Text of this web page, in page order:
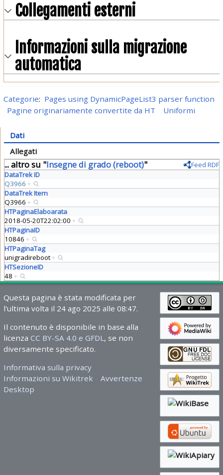
Collegamenti esterni
Informazioni sulla migrazione
automatica
Categorie: Pages using DynamicPageList3 parser function
Pagine originariamente convertite da HT
Uniformi
Dati
Allegati
... altro su "Insegne di grado (reboot)"
Feed RDF
DataTrek ID
Q3966 +
DataTrek Item
Q3966 +
HTPaginaElaboarata
2018-05-20T22:02:00 +
HTPaginaID
10846 +
HTPaginaTag
unigradireboot+
HTSezioneID
48 +
Questa pagina è stata modificata per
l'ultima volta il 24 ago 2025 alle 08:47.
Il contenuto è disponibile in base alla
licenza CC BY-SA 4.0 e GFDL , se non
diversamente specificato.
Informativa sulla privacy
Informazioni su Wikitrek
Avvertenze
Desktop